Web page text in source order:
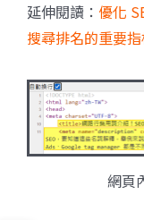
延伸閱讀： 優化
搜尋排名的重要指
網頁